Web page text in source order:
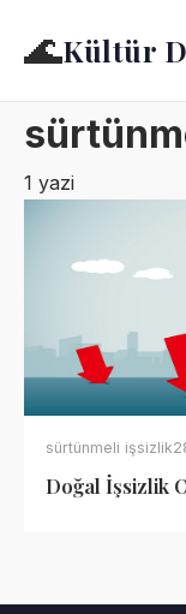
🌊Kültür
1 yazi
sürtünmeli işsizlik
Doğal İşsizlik